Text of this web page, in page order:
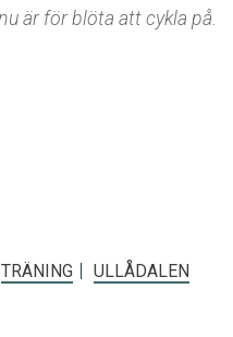
är för blöta att cykla på.
TRÄNING ULLÅDALEN